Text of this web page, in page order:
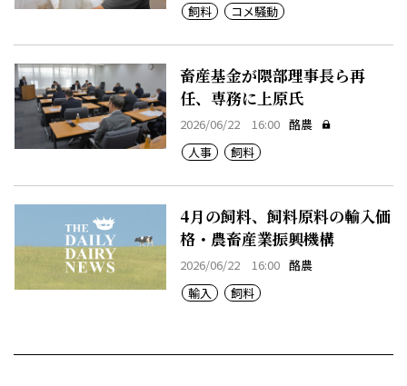
飼料
コメ騒動
畜産基金が隈部理事長ら再
任、専務に上原氏
2026/06/22 16:00 酪農
人事
飼料
4月の飼料、飼料原料の輸入価
格・農畜産業振興機構
2026/06/22 16:00 酪農
輸入
飼料